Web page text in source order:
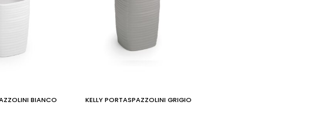
BIANCO KELLY PORTASPAZZOLINI GRIGIO